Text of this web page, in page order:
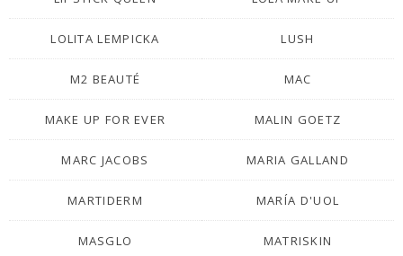
LOLITA LEMPICKA LUSH
M2 BEAUTÉ MAC
MAKE UP FOR EVER MALIN GOETZ
MARC JACOBS MARIA GALLAND
MARTIDERM MARÍA D'UOL
MASGLO MATRISKIN